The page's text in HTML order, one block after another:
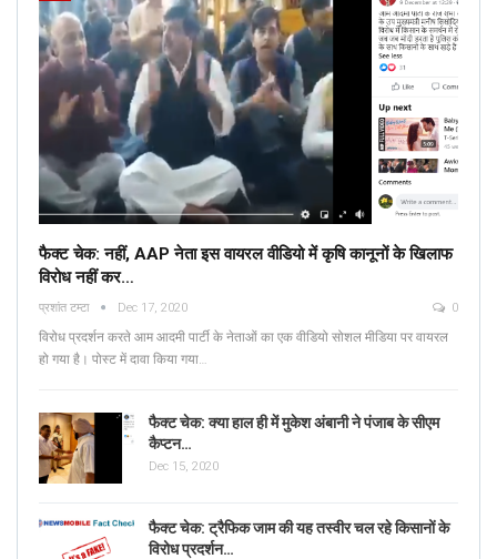
फैक्ट चेक: नहीं, AAP नेता इस वायरल वीडियो में कृषि कानूनों के खिलाफ
विरोध नहीं कर…
प्रशांत टम्टा Dec 17, 2020 0
विरोध प्रदर्शन करते आम आदमी पार्टी के नेताओं का एक वीडियो सोशल मीडिया पर वायरल
हो गया है। पोस्ट में दावा किया गया…
फैक्ट चेक: क्या हाल ही में मुकेश अंबानी ने पंजाब के सीएम
कैप्टन…
Dec 15, 2020
फैक्ट चेक: ट्रैफिक जाम की यह तस्वीर चल रहे किसानों के
विरोध प्रदर्शन…